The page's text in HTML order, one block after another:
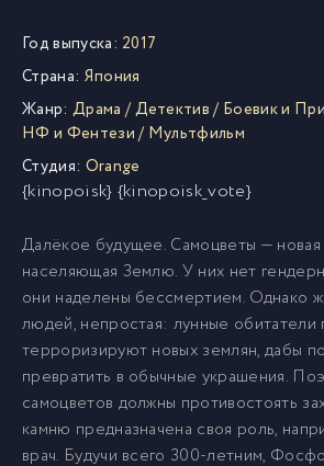
Год выпуска: 2017
Страна: Япония
Жанр: Драма /Детектив/ Боевик и
НФ и Фентези/ Мультфильм
Студия: Orange
{kinopoisk} {kinopoisk_vote}
Далёкое будущее. Самоцветы —
населяющая Землю. У них нет
они наделены бессмертием. Однако
людей, непростая: лунные обитатели
терроризируют новых землян, дабы
превратить в обычные украшения.
самоцветов должны противостоять
камню предназначена своя роль,
врач. Будучи всего 300-летним,